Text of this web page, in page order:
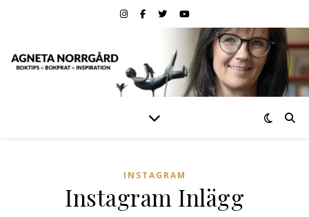
INSTAGRAM
Instagram Inlägg